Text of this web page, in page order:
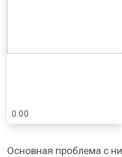
0.00
Основная проблема с